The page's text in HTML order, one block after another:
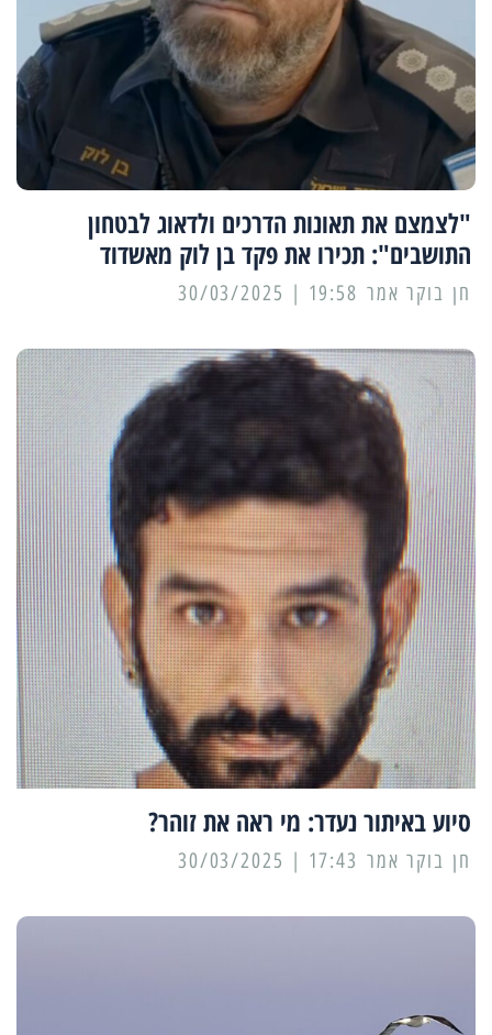
"לצמצם את תאונות הדרכים ולדאוג לבטחון
התושבים": תכירו את פקד בן לוק מאשדוד
19:58 | 30/03/2025
סיוע באיתור נעדר: מי ראה את זוהר?
17:43 | 30/03/2025